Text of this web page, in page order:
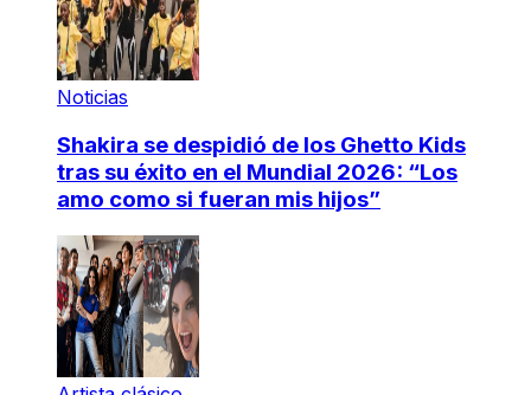
Noticias
Shakira se despidió de los Ghetto Kids
tras su éxito en el Mundial 2026: “Los
amo como si fueran mis hijos”